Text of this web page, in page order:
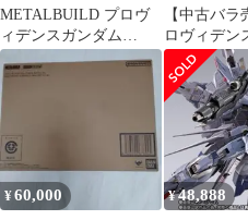
METALBUILD プロヴ
ィデンスガンダム
CLIMAX BATTLE ver
【中古バ
ロヴィデン
TMN2025
システム
¥60,000 ¥48,888